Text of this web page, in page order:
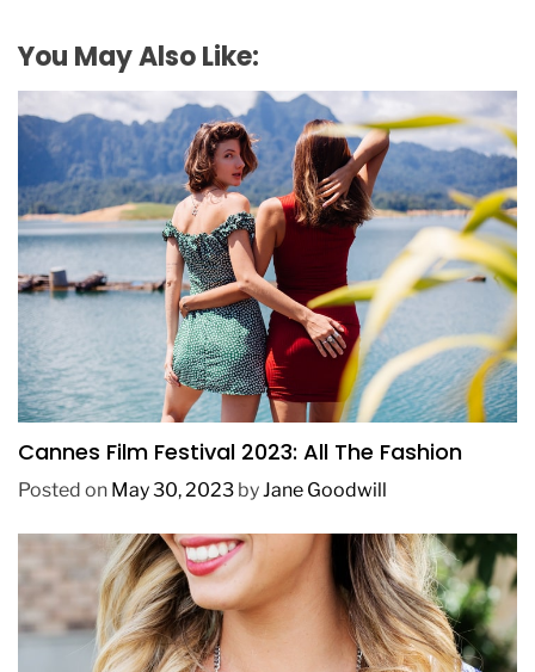
You May Also Like:
FASHION
Cannes Film Festival 2023: All The Fashion
Posted on May 30, 2023 by Jane Goodwill